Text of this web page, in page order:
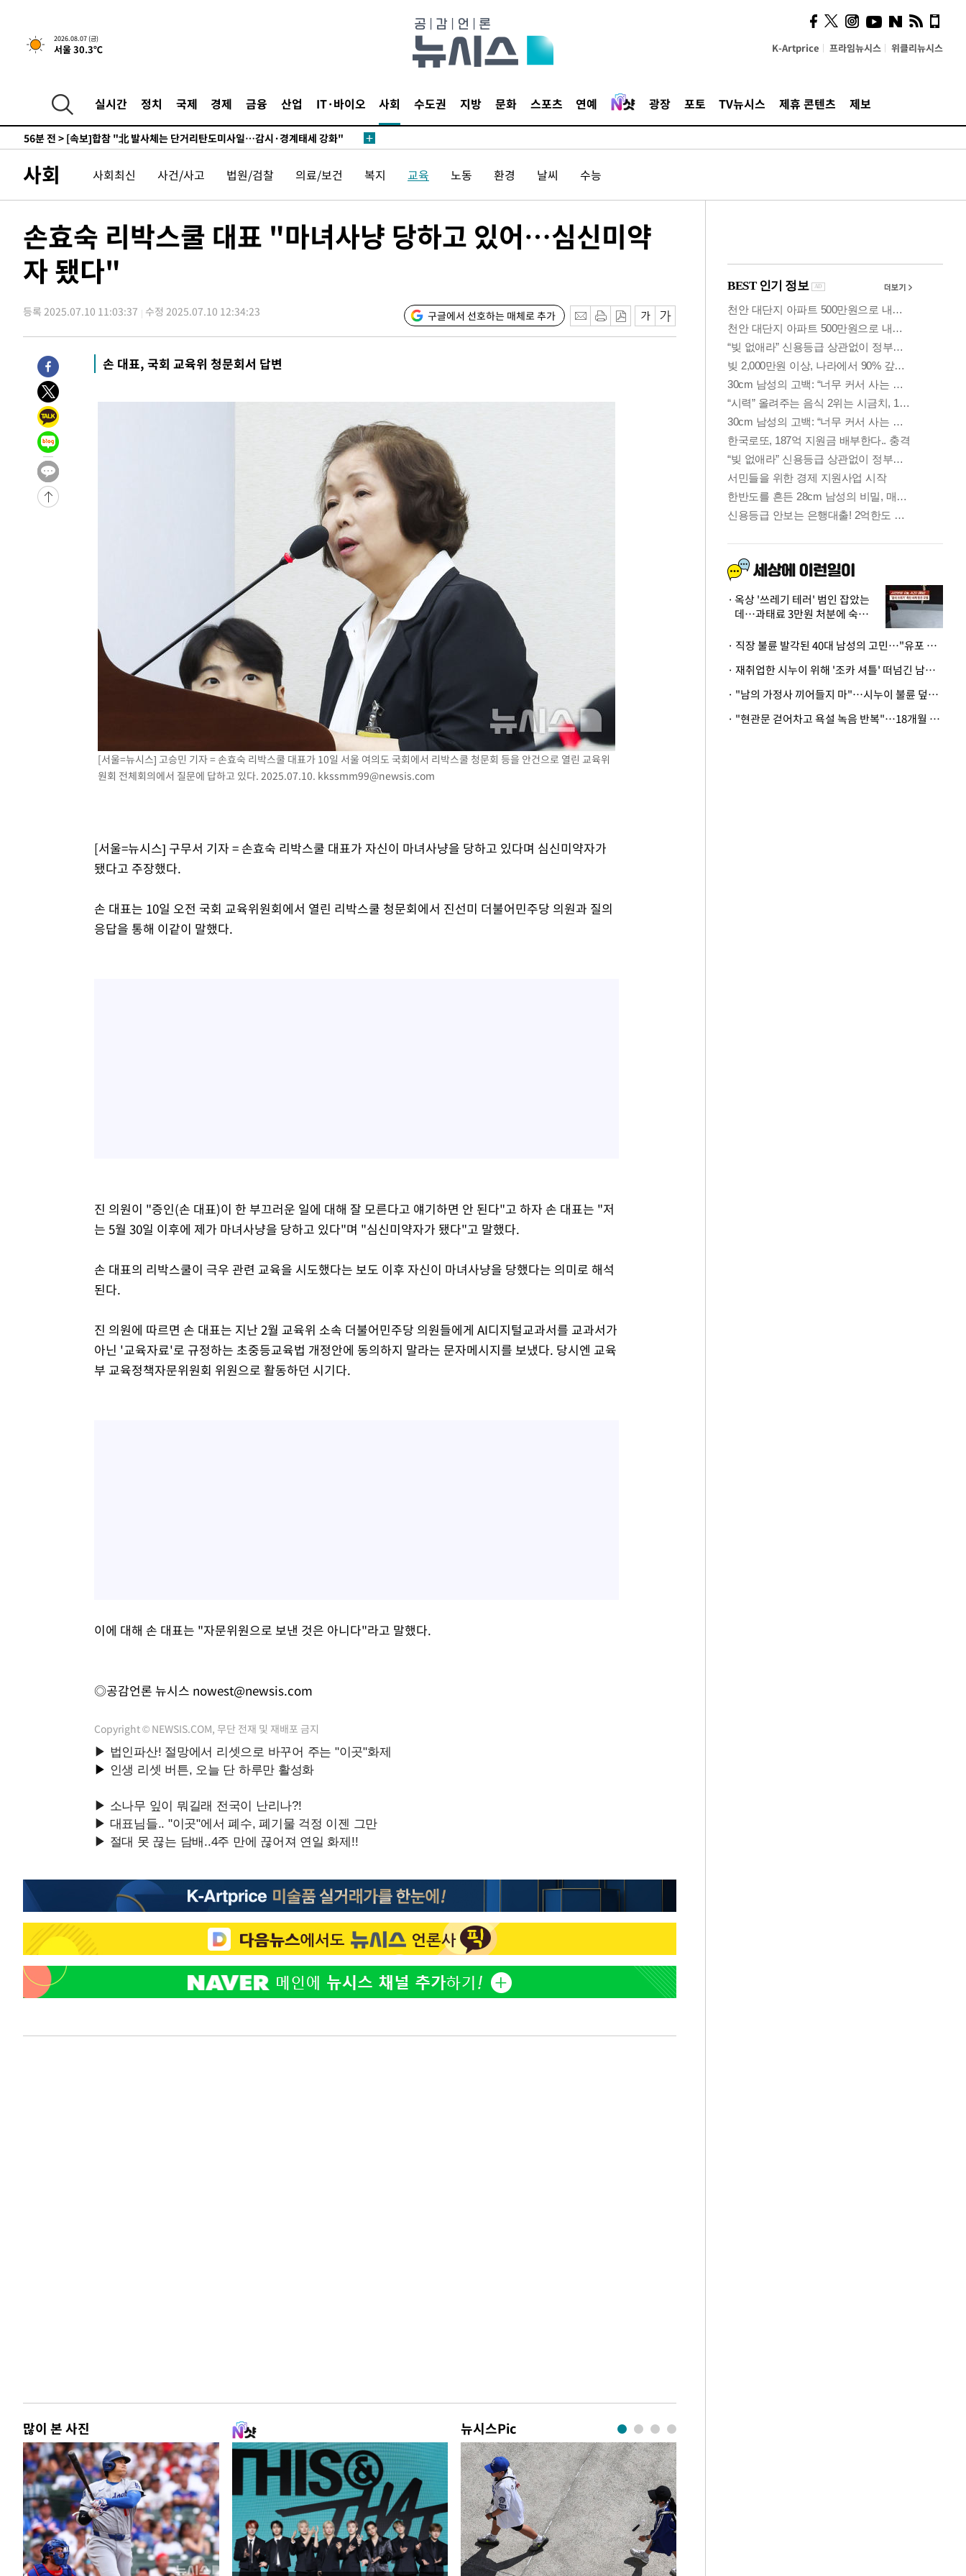
2026.08.07 (금)
서울 30.3℃ K-Artprice 프라임뉴시스 위클리뉴시스
실시간 정치 국제 경제 금융 산업 IT·바이오 사회 수도권 지방 문화 스포츠 연예 광장 포토 TV뉴시스 제휴 콘텐츠 제보
-14123초 전 >'월드컵 탈락 후폭풍' 축구협회…11시간 걸린 초유의 압수수색(종
합)
-13559초 전 >[속보] 뉴욕증시, 혼조 출발…나스닥 0.3%↓, 다우 0.14%↑
-11037초 전 >
경찰, '홍명보는 2순위' 결론냈던 스포츠윤리센터도 압수수색
[속보]합참 "北 발사체는 단거리탄도미사일…감시·경계태세 강화"
1시간 전 >日방위성, 北이 동해로 쏜 발사체는 탄도미사일 가능성
1시간 전 >
[속보]합참 "북, 동해상으로 미상 발사체 발사"
1시간 전 >'낮 최고 39도' 불볕더위…한밤 열대야도 계속[내일날씨]
1시간 전 >"韓 외환시장 개입 관측 배경엔 美의 대한국 무역적자 있어"
1시간 전 >'월드컵 탈락 후폭풍' 축구협회…초유의 압수수색에 '충격·당황'
1시간 전 >서울 낮 37.9도, 올여름 최고치 경신…영등포 순간 '40도'
3시간 전 >[속보]코스닥, 800p 회복…0.26% 오른 801.67 마감
3시간 전 >[속보]코스피, 301.88포인트(4.58%) 내린 6296.38 마감
3시간 전 >
[속보]원·달러 환율, 0.7원 내린 1423.8원 마감
3시간 전 >
4시간 전 >
손흥민, 5경기 연속골 실패…LAFC는 승부차기 끝 과달라하라 격파
6시간 전 >
-14123초 전 >
'월드컵 탈락 후폭풍' 축구협회…11시간 걸린 초유의 압수수색(종
-13559초 전 >
[속보] 뉴욕증시, 혼조 출발…나스닥 0.3%↓, 다우 0.14%↑
-12352초 전 >
축구협회, 15년 전 심판 성 접대 파문에 "현재는 내부 지침 준수"
-11037초 전 >
경찰, '홍명보는 2순위' 결론냈던 스포츠윤리센터도 압수수색
[속보]합참 "北 발사체는 단거리탄도미사일…감시·경계태세 강화"
日방위성, 北이 동해로 쏜 발사체는 탄도미사일 가능성
[속보] SKT, 에이닷 서비스 장애 발생…"원인 파악 중"
[속보]합참 "북, 동해상으로 미상 발사체 발사"
'낮 최고 39도' 불볕더위…한밤 열대야도 계속[내일날씨]
[속보]7~9일 프로야구 3연전도 폭염 취소…11일 재개
"韓 외환시장 개입 관측 배경엔 美의 대한국 무역적자 있어"
'월드컵 탈락 후폭풍' 축구협회…초유의 압수수색에 '충격·당황'
서울 낮 37.9도, 올여름 최고치 경신…영등포 순간 '40도'
[속보]종합특검, 대검 추가 압수수색…내란 중요임무종사 혐의
[속보]원·달러 환율, 0.7원 내린 1423.8원 마감
"여기 떨어졌다"…다누리, 스페이스X 로켓 달 충돌 흔적 포착
사회 사회최신 사건/사고 법원/검찰 의료/보건 복지 교육 노동 환경 날씨 수능
손효숙 리박스쿨 대표 "마녀사냥 당하고 있어…심신미약
자 됐다"
등록 2025.07.10 11:03:37 수정 2025.07.10 12:34:23 구글에서 선호하는 매체로 추가
손 대표, 국회 교육위 청문회서 답변
[서울=뉴시스] 고승민 기자 = 손효숙 리박스쿨 대표가 10일 서울 여의도 국회에서 리박스쿨 청문회 등을 안건으로 열린 교육위
원회 전체회의에서 질문에 답하고 있다. 2025.07.10. kkssmm99@newsis.com
[서울=뉴시스] 구무서 기자 = 손효숙 리박스쿨 대표가 자신이 마녀사냥을 당하고 있다며 심신미약자가
됐다고 주장했다.
손 대표는 10일 오전 국회 교육위원회에서 열린 리박스쿨 청문회에서 진선미 더불어민주당 의원과 질의
응답을 통해 이같이 말했다.
진 의원이 "증인(손 대표)이 한 부끄러운 일에 대해 잘 모른다고 얘기하면 안 된다"고 하자 손 대표는 "저
는 5월 30일 이후에 제가 마녀사냥을 당하고 있다"며 "심신미약자가 됐다"고 말했다.
손 대표의 리박스쿨이 극우 관련 교육을 시도했다는 보도 이후 자신이 마녀사냥을 당했다는 의미로 해석
된다.
진 의원에 따르면 손 대표는 지난 2월 교육위 소속 더불어민주당 의원들에게 AI디지털교과서를 교과서가
아닌 '교육자료'로 규정하는 초중등교육법 개정안에 동의하지 말라는 문자메시지를 보냈다. 당시엔 교육
부 교육정책자문위원회 위원으로 활동하던 시기다.
이에 대해 손 대표는 "자문위원으로 보낸 것은 아니다"라고 말했다.
◎공감언론 뉴시스 nowest@newsis.com
Copyright © NEWSIS.COM, 무단 전재 및 재배포 금지
많이 본 사진 뉴시스Pic
의견, 국토부·LH에 충실히
전달할 것"
옥상 '쓰레기 테러' 범인 잡았는
데…과태료 3만원 처분에 숙박업
· 직장 불륜 발각된 40대 남성의 고민…"유포 동료 명예훼손·협박죄 고소 가능할까"
· 재취업한 시누이 위해 '조카 셔틀' 떠넘긴 남편…아내 "난 못한다"
· "남의 가정사 끼어들지 마"…시누이 불륜 덮으려는 남편에 억울한 아내
· "현관문 걷어차고 욕설 녹음 반복"…18개월 아기 키우는 집 뒤흔든 '앞집의 비극'